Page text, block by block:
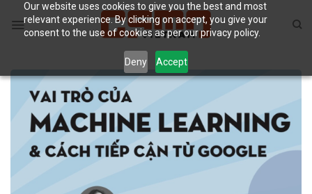
Our website uses cookies to give you the best and most
relevant experience. By clicking on accept, you give your
consent to the use of cookies as per our privacy policy.
Deny Accept